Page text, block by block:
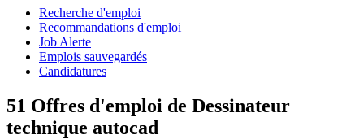
Recherche d'emploi
Recommandations d'emploi
Job Alerte
Emplois sauvegardés
Candidatures
51 Offres d'emploi de Dessinateur
technique autocad